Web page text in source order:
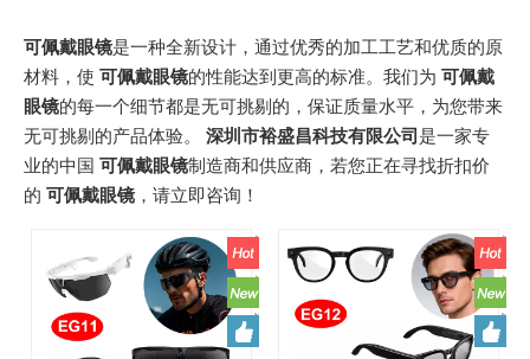
可佩戴眼镜是一种全新设计，通过优秀的加工工艺和优质的原
材料，使 可佩戴眼镜的性能达到更高的标准。我们为 可佩戴
眼镜的每一个细节都是无可挑剔的，保证质量水平，为您带来
无可挑剔的产品体验。 深圳市裕盛昌科技有限公司是一家专
业的中国 可佩戴眼镜制造商和供应商，若您正在寻找折扣价
的 可佩戴眼镜 ，请立即咨询！